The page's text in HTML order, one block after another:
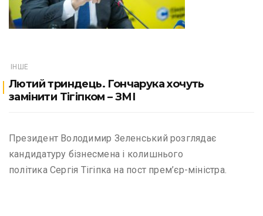
ІНШЕ
Лютий триндець. Гончарука хочуть
замінити Тігіпком – ЗМІ
Президент Володимир Зеленський розглядає
кандидатуру бізнесмена і колишнього
політика Сергія Тігіпка на пост прем’єр-міністра.